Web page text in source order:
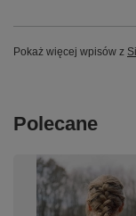
Pokaż więcej wpisów z
Polecane